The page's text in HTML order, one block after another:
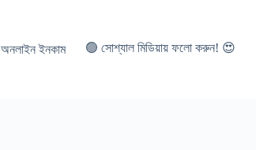
অনলাইন ইনকাম 🟢 সোশ্যাল মিডিয়ায় ফলো করুন! 😍